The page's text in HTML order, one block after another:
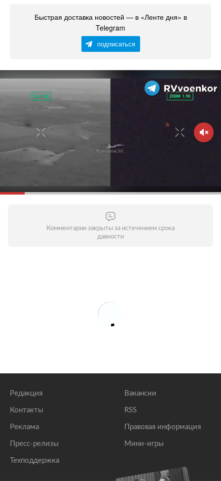
Быстрая доставка новостей — в «Ленте дня» в
Telegram
подписаться
Комментарии закрыты за истечением срока
давности
Редакция
Контакты
Реклама
Пресс-релизы
Техподдержка
Вакансии
RSS
Правовая информация
Мини-игры